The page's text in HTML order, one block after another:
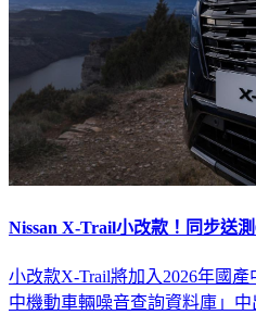
Nissan X-Trail小改款！同步送
小改款X-Trail將加入2026年國
中機動車輛噪音查詢資料庫」